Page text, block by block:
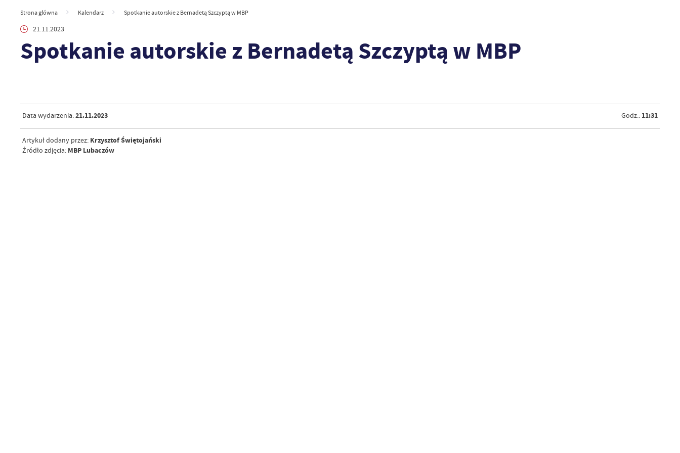
Strona główna Kalendarz Spotkanie autorskie z Bernadetą Szczyptą w MBP
21.11.2023
Spotkanie autorskie z Bernadetą Szczyptą w MBP
Data wydarzenia: 21.11.2023 Godz.: 11:31
Artykuł dodany przez: Krzysztof Świętojański
Źródło zdjęcia: MBP Lubaczów